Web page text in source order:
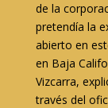
de la
pretendía la
abierto en
en Baja
Vizcarra,
través del